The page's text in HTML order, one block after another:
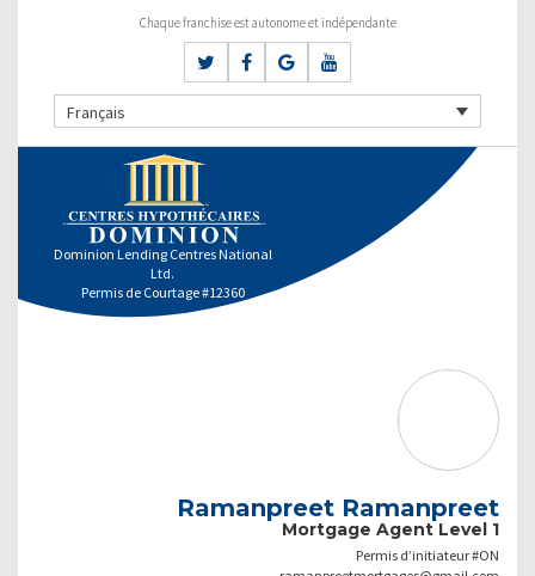
Chaque franchise est autonome et indépendante
Français
Dominion Lending Centres National
Ltd.
Permis de Courtage #12360
Ramanpreet Ramanpreet
Mortgage Agent Level 1
Permis d’initiateur #ON